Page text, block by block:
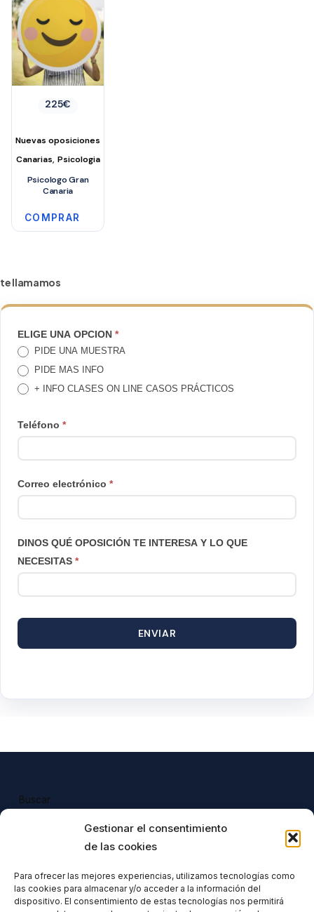
Gestionar el consentimiento
de las cookies
Para ofrecer las mejores experiencias, utilizamos tecnologías como
las cookies para almacenar y/o acceder a la información del
dispositivo. El consentimiento de estas tecnologías nos permitirá
225€
Nuevas oposiciones
Canarias, Psicologia
Psicologo Gran
Canaria
COMPRAR
te llamamos
TE
LLAMAMOS
ELIGE UNA OPCION *
PIDE UNA MUESTRA
PIDE MAS INFO
+ INFO CLASES ON LINE CASOS PRÁCTICOS
Teléfono *
Correo electrónico *
DINOS QUÉ OPOSICIÓN TE INTERESA Y LO QUE
NECESITAS *
ENVIAR
Buscar
Todos nuestros productos tienen